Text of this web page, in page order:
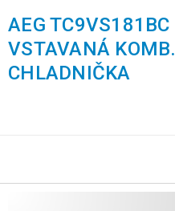
AEG TC9VS181BC
VSTAVANÁ KOMB.
CHLADNIČKA